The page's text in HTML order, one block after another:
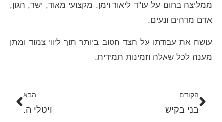
ממליצה בחום על עו"ד ליאור וימן. מקצועי מאוד, ישר, הגון,
אדם מדהים ונעים.
עושה את עבודתו על הצד הטוב ביותר תוך ליווי צמוד ומתן
מענה לכל שאלה וזמינות תמידית.
הקודם
בני בקיש
הבא
ויטלי ה.